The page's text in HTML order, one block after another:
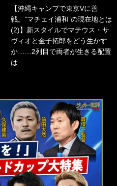
【沖縄キャンプで東京Vに善
戦。”マチェイ浦和”の現在地とは
(2)】新スタイルでマテウス・サ
ヴィオと金子拓郎をどう生かす
か……2列目で両者が生きる配置
は